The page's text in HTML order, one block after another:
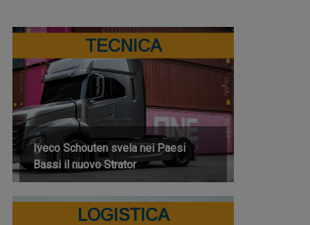
TECNICA
Iveco Schouten svela nei Paesi
Bassi il nuovo Strator
LOGISTICA